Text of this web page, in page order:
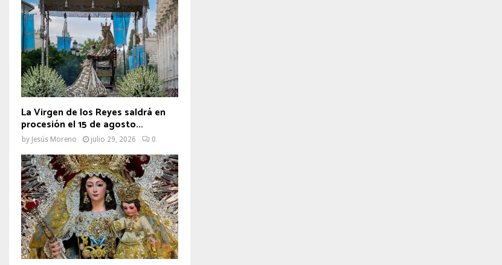
La Virgen de los Reyes saldrá en
procesión el 15 de agosto...
by Jesús Moreno julio 29, 2026 0